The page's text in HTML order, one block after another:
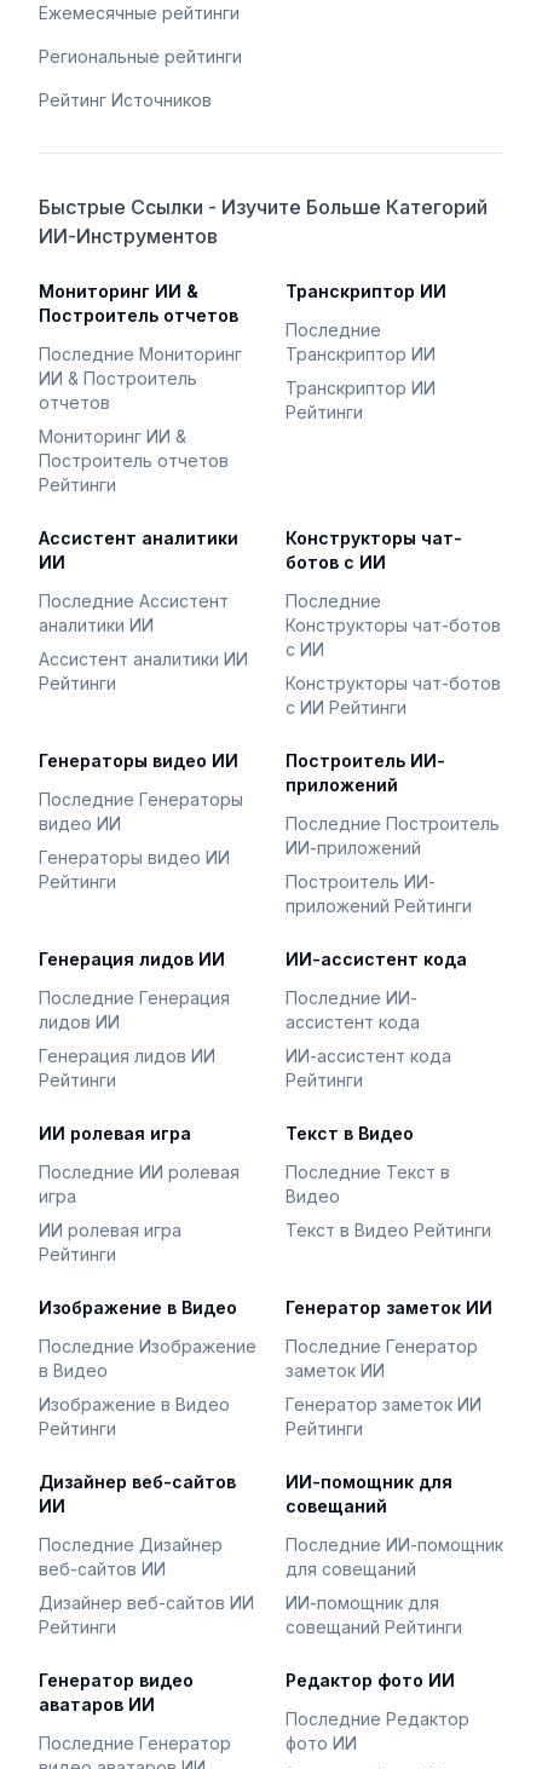
Ежемесячные рейтинги
Региональные рейтинги
Рейтинг Источников
Быстрые Ссылки - Изучите Больше Категорий
ИИ-Инструментов
Мониторинг ИИ &
Построитель отчетов
Последние Мониторинг
ИИ & Построитель
отчетов
Мониторинг ИИ &
Построитель отчетов
Рейтинги
Транскриптор ИИ
Последние
Транскриптор ИИ
Транскриптор ИИ
Рейтинги
Ассистент аналитики
ИИ
Последние Ассистент
аналитики ИИ
Ассистент аналитики ИИ
Рейтинги
Конструкторы чат-
ботов с ИИ
Последние
Конструкторы чат-ботов
с ИИ
Конструкторы чат-ботов
с ИИ Рейтинги
Генераторы видео ИИ
Последние Генераторы
видео ИИ
Генераторы видео ИИ
Рейтинги
Построитель ИИ-
приложений
Последние Построитель
ИИ-приложений
Построитель ИИ-
приложений Рейтинги
Генерация лидов ИИ
Последние Генерация
лидов ИИ
Генерация лидов ИИ
Рейтинги
ИИ-ассистент кода
Последние ИИ-
ассистент кода
ИИ-ассистент кода
Рейтинги
ИИ ролевая игра
Последние ИИ ролевая
игра
ИИ ролевая игра
Рейтинги
Текст в Видео
Последние Текст в
Видео
Текст в Видео Рейтинги
Изображение в Видео
Последние Изображение
в Видео
Изображение в Видео
Рейтинги
Генератор заметок ИИ
Последние Генератор
заметок ИИ
Генератор заметок ИИ
Рейтинги
Дизайнер веб-сайтов
ИИ
Последние Дизайнер
веб-сайтов ИИ
Дизайнер веб-сайтов ИИ
Рейтинги
ИИ-помощник для
совещаний
Последние ИИ-помощник
для совещаний
ИИ-помощник для
совещаний Рейтинги
Генератор видео
аватаров ИИ
Последние Генератор
Редактор фото ИИ
Последние Редактор
фото ИИ